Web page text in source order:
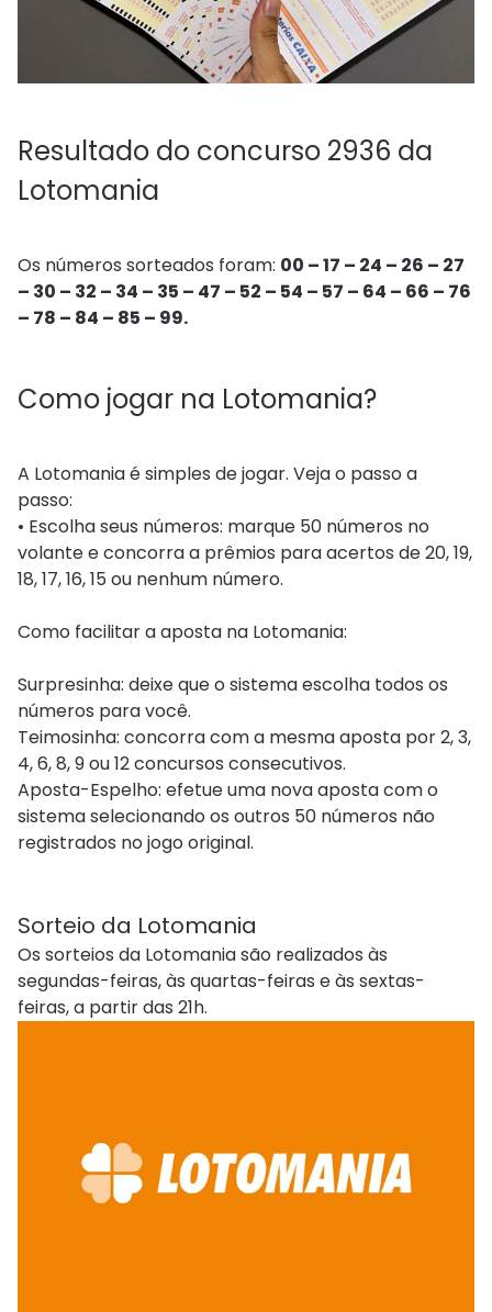
Resultado do concurso 2936 da
Lotomania
Os números sorteados foram: 00 – 17 – 24 – 26 – 27
– 30 – 32 – 34 – 35 – 47 – 52 – 54 – 57 – 64 – 66 – 76
– 78 – 84 – 85 – 99.
Como jogar na Lotomania?
A Lotomania é simples de jogar. Veja o passo a
passo:
• Escolha seus números: marque 50 números no
volante e concorra a prêmios para acertos de 20, 19,
18, 17, 16, 15 ou nenhum número.
Como facilitar a aposta na Lotomania:
Surpresinha: deixe que o sistema escolha todos os
números para você.
Teimosinha: concorra com a mesma aposta por 2, 3,
4, 6, 8, 9 ou 12 concursos consecutivos.
Aposta-Espelho: efetue uma nova aposta com o
sistema selecionando os outros 50 números não
registrados no jogo original.
Sorteio​ da Lotomania
Os sorteios da Lotomania são realizados às
segundas-feiras, às quartas-feiras e às sextas-
feiras, a partir das 21h.